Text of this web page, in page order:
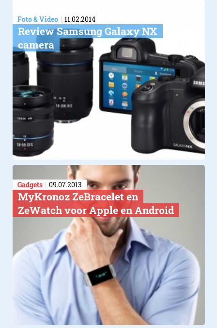
Foto & Video 11.02.2014
Review Samsung Galaxy NX
camera
Gadgets 09.07.2013
MyKronoz ZeBracelet en
ZeWatch voor Apple en Android